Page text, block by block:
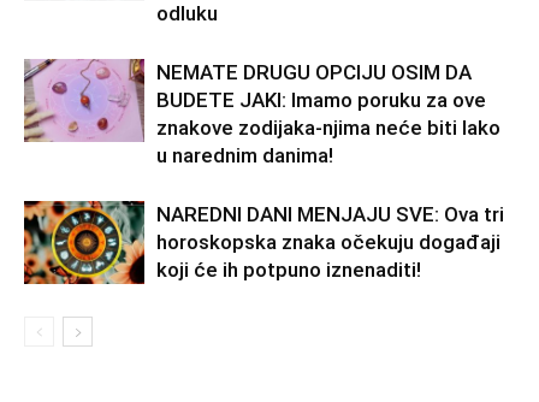
odluku
NEMATE DRUGU OPCIJU OSIM DA
BUDETE JAKI: Imamo poruku za ove
znakove zodijaka-njima neće biti lako
u narednim danima!
NAREDNI DANI MENJAJU SVE: Ova tri
horoskopska znaka očekuju događaji
koji će ih potpuno iznenaditi!